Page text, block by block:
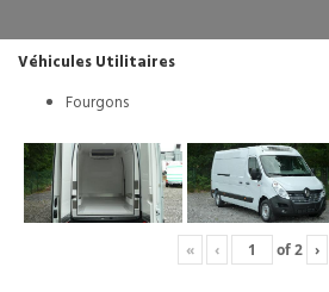
Véhicules Utilitaires
Fourgons
« ‹ of2 ›